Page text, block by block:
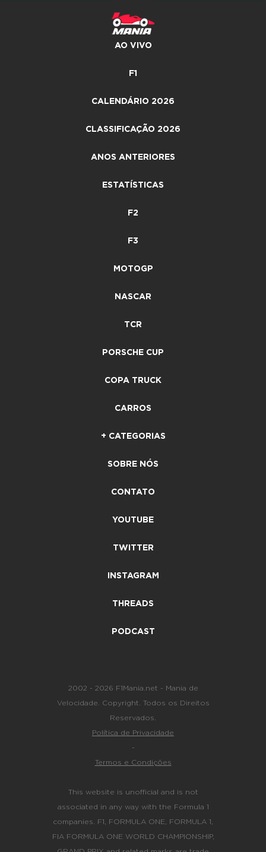
AO VIVO
F1
CALENDÁRIO 2026
CLASSIFICAÇÃO 2026
ANOS ANTERIORES
ESTATÍSTICAS
F2
F3
MOTOGP
NASCAR
TCR
PORSCHE CUP
COPA TRUCK
CARROS
+ CATEGORIAS
SOBRE NÓS
CONTATO
YOUTUBE
TWITTER
INSTAGRAM
THREADS
PODCAST
2002 - 2026 F1Mania.net - Mania de
Velocidade. Copyright. Todos os Direitos
Reservados.
Política de Privacidade
-
Termos e Condições
This website is unofficial and is not
associated in any way with the Formula 1
companies. F1, FORMULA ONE, FORMULA 1,
FIA FORMULA ONE WORLD CHAMPIONSHIP,